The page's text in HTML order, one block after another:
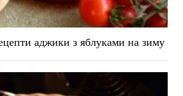
аджики з яблуками на зиму